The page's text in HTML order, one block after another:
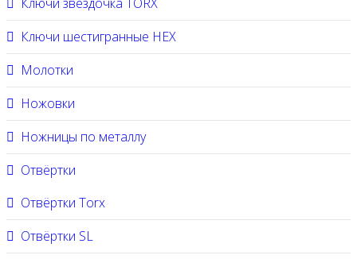
Ключи шестигранные HEX
Молотки
Ножовки
Ножницы по металлу
Отвёртки
Отвёртки Torx
Отвёртки SL